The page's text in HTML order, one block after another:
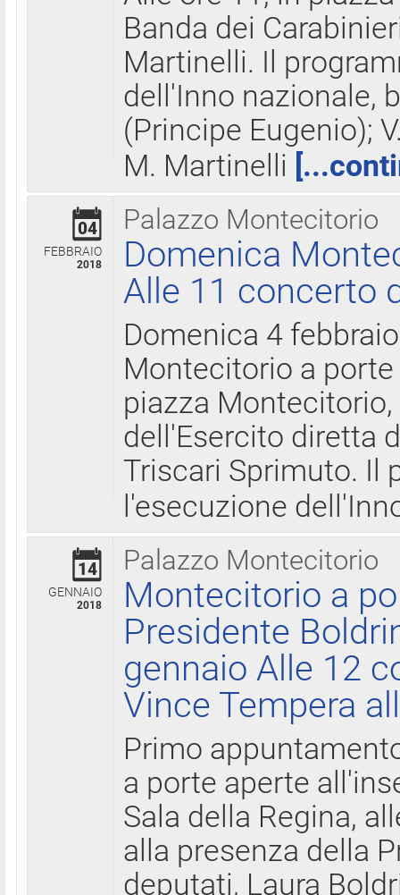
Banda dei
Martinelli. Il
dell'Inno nazionale,
(Principe Eugenio);
M. Martinelli
Palazzo Montecitorio
04
FEBBRAIO
2018
Domenica
Alle 11 concerto
Domenica 4
Montecitorio a
piazza
dell'Esercito diretta
Triscari Sprimuto. Il
l'esecuzione
Palazzo Montecitorio
14
GENNAIO
2018
Montecitorio a
Presidente
gennaio Alle 12
Vince Tempera
Primo
a porte aperte
Sala della Regina,
alla presenza della
deputati, Laura